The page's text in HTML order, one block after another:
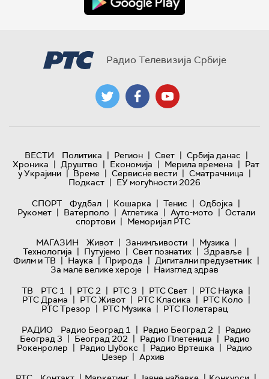
Радио Телевизија Србије
ВЕСТИ Политика | Регион | Свет | Србија данас |
Хроника | Друштво | Економија | Мерила времена | Рат
у Украјини | Време | Сервисне вести | Сматрачница |
Подкаст | ЕУ могућности 2026
СПОРТ
Фудбал | Кошарка | Тенис | Одбојка |
Рукомет | Ватерполо | Атлетика | Ауто-мото | Остали
спортови | Меморијал РТС
МАГАЗИН
Живот | Занимљивости | Музика |
Технологијa | Путујемо | Свет познатих | Здравље |
Филм и ТВ | Наука | Природа | Дигитални предузетник |
За мале велике хероје | Наизглед здрав
ТВ
РТС 1 | РТС 2 | РТС 3 | РТС Свет | РТС Наука |
РТС Драма | РТС Живот | РТС Класика | РТС Коло |
РТС Трезор | РТС Музика | РТС Полетарац
РАДИО
Радио Београд 1 | Радио Београд 2 | Радио
Београд 3 | Београд 202 | Радио Плетеница | Радио
Рокенролер | Радио Џубокс | Радио Вртешка | Радио
Џезер | Архив